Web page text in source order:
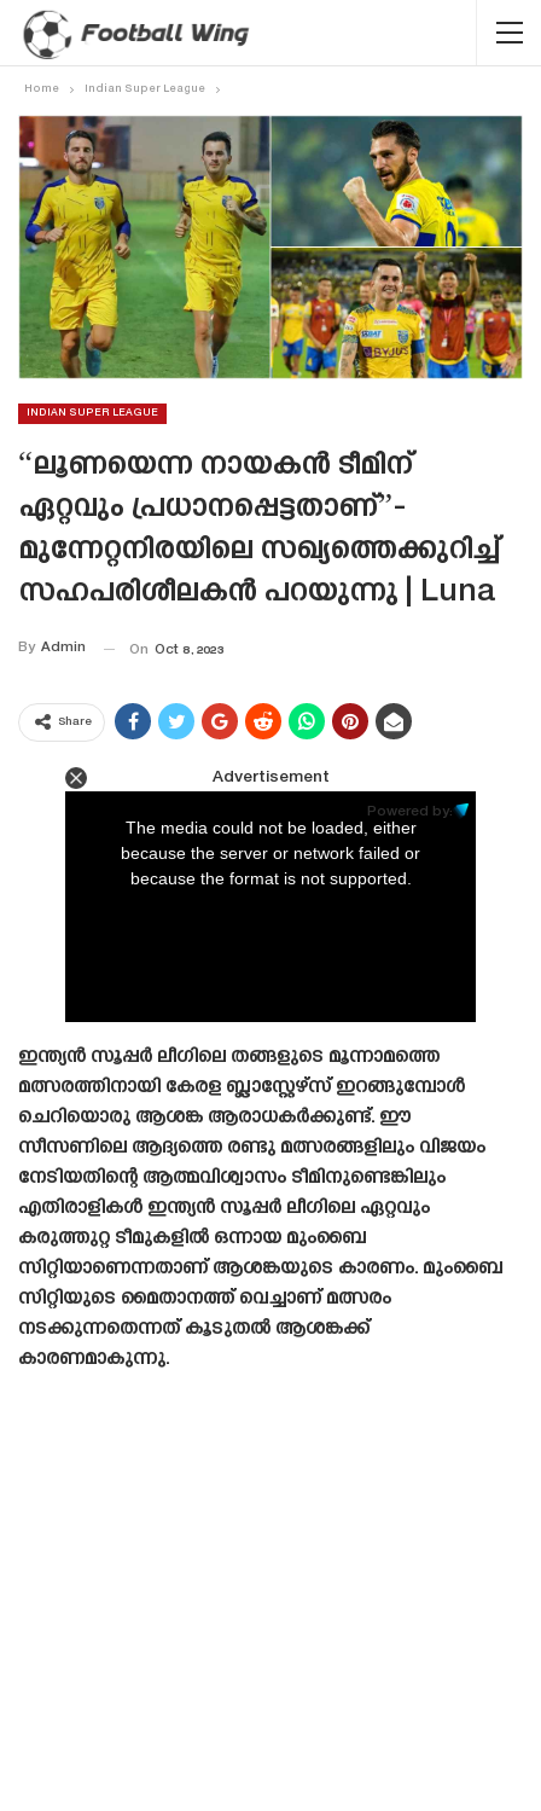
Home Indian Super League
INDIAN SUPER LEAGUE
“ലൂണയെന്ന നായകൻ ടീമിന്
ഏറ്റവും പ്രധാനപ്പെട്ടതാണ്”-
മുന്നേറ്റനിരയിലെ സഖ്യത്തെക്കുറിച്ച്
സഹപരിശീലകൻ പറയുന്നു | Luna
By Admin On Oct 8, 2023
Share
Advertisement
Powered by:
The media could not be loaded, either
because the server or network failed or
because the format is not supported.
ഇന്ത്യൻ സൂപ്പർ ലീഗിലെ തങ്ങളുടെ മൂന്നാമത്തെ
മത്സരത്തിനായി കേരള ബ്ലാസ്റ്റേഴ്‌സ് ഇറങ്ങുമ്പോൾ
ചെറിയൊരു ആശങ്ക ആരാധകർക്കുണ്ട്. ഈ
സീസണിലെ ആദ്യത്തെ രണ്ടു മത്സരങ്ങളിലും വിജയം
നേടിയതിന്റെ ആത്മവിശ്വാസം ടീമിനുണ്ടെങ്കിലും
എതിരാളികൾ ഇന്ത്യൻ സൂപ്പർ ലീഗിലെ ഏറ്റവും
കരുത്തുറ്റ ടീമുകളിൽ ഒന്നായ മുംബൈ
സിറ്റിയാണെന്നതാണ് ആശങ്കയുടെ കാരണം. മുംബൈ
സിറ്റിയുടെ മൈതാനത്ത് വെച്ചാണ് മത്സരം
നടക്കുന്നതെന്നത് കൂടുതൽ ആശങ്കക്ക്
കാരണമാകുന്നു.